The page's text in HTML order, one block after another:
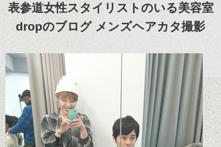
表参道女性スタイリストのいる美容室
dropのブログ メンズヘアカタ撮影